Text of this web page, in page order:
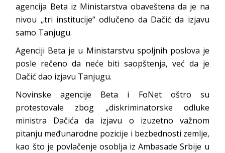
agencija Beta iz Ministarstva obaveštena da je na
nivou „tri institucije“ odlučeno da Dačić da izjavu
samo Tanjugu.
Agenciji Beta je u Ministarstvu spoljnih poslova je
posle rečeno da neće biti saopštenja, već da je
Dačić dao izjavu Tanjugu.
Novinske agencije Beta i FoNet oštro su
protestovale zbog „diskriminatorske odluke
ministra Dačića da izjavu o izuzetno važnom
pitanju međunarodne pozicije i bezbednosti zemlje,
kao što je povlačenje osoblja iz Ambasade Srbije u